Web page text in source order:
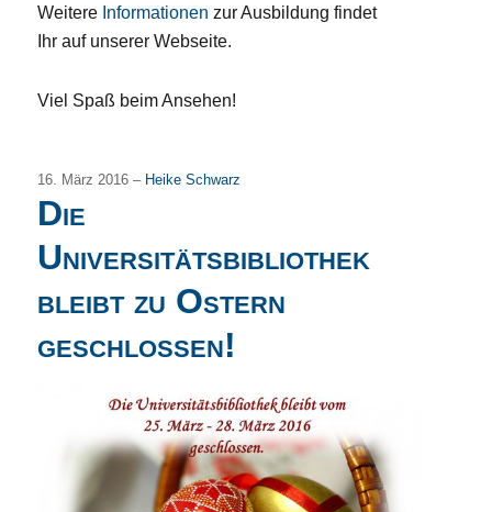
Weitere Informationen zur Ausbildung findet
Ihr auf unserer Webseite.
Viel Spaß beim Ansehen!
16. März 2016 – Heike Schwarz
Die
Universitätsbibliothek
bleibt zu Ostern
geschlossen!